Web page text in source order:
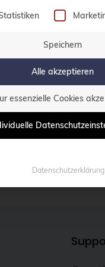
Sie Fragen?
2161
schreiben
Service-
Speichern
Alle akzeptieren
essenzielle Cookies
Datenschutzerklärung